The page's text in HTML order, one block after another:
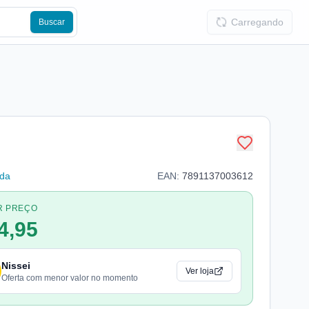
Buscar Carregando
EAN: 7891137003612
PREÇO
Nissei
Oferta com menor valor no momento
Ver loja